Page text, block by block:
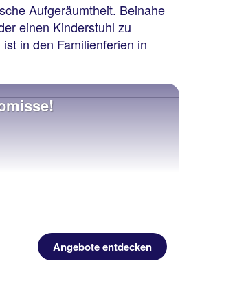
Aufgeräumtheit. Beinahe
einen Kinderstuhl zu
in den Familienferien in
Angebote entdecken